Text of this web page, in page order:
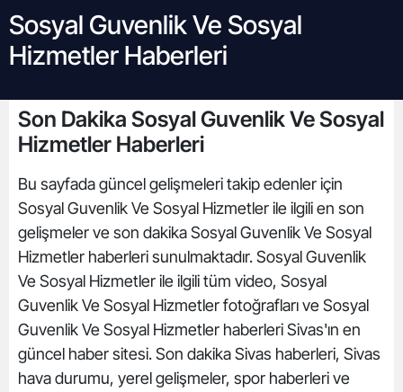
Sosyal Guvenlik Ve Sosyal
Hizmetler Haberleri
Son Dakika Sosyal Guvenlik Ve Sosyal
Hizmetler Haberleri
Bu sayfada güncel gelişmeleri takip edenler için
Sosyal Guvenlik Ve Sosyal Hizmetler ile ilgili en son
gelişmeler ve son dakika Sosyal Guvenlik Ve Sosyal
Hizmetler haberleri sunulmaktadır. Sosyal Guvenlik
Ve Sosyal Hizmetler ile ilgili tüm video, Sosyal
Guvenlik Ve Sosyal Hizmetler fotoğrafları ve Sosyal
Guvenlik Ve Sosyal Hizmetler haberleri Sivas'ın en
güncel haber sitesi. Son dakika Sivas haberleri, Sivas
hava durumu, yerel gelişmeler, spor haberleri ve